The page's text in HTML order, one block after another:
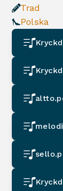
Trad
Polska